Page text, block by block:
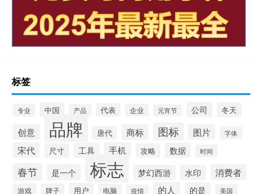
标签
专业 中国 产品 代表 企业 元宵节 公司 冬天
创意 品牌 唐代 商标 图标 图片 字体
宋代 尺寸 工具 手机 攻略 数据 时间
春节 是一个 标志 梦幻西游 水印 消费者
游戏 牌子 用户 电脑 疫情 的人 的是 美国